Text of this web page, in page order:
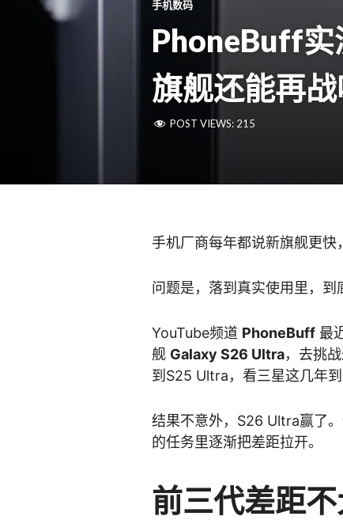
手机数码
PhoneBuff实
旗舰还能再战
POST VIEWS: 215
手机厂商每年都说新旗舰更快
问题是，落到真实使用里，到
YouTube频道 PhoneBuff 最
舰 Galaxy S26 Ultra，去挑
到S25 Ultra，看三星这几年
结果不意外，S26 Ultra赢了
的任务里逐渐把差距拉开。
前三代差距